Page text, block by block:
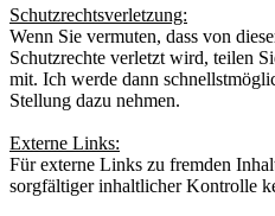
Schutzrechtsverletzung:
Wenn Sie vermuten, dass von
Schutzrechte verletzt wird, teilen
mit. Ich werde dann
Stellung dazu nehmen.
Externe Links:
Für externe Links zu fremden
sorgfältiger inhaltlicher Kontrolle